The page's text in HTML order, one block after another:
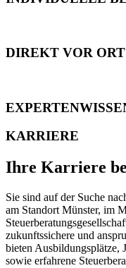
DIREKT VOR ORT
KARRIERE
Ihre Karriere
Sie sind auf der Suche
am Standort Münster, im
zukunftssichere und
bieten Ausbildungsplätze,
sowie erfahrene